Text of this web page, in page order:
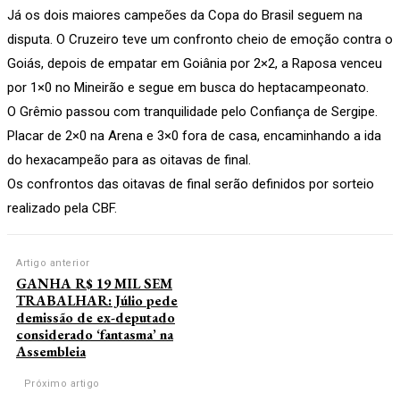
Já os dois maiores campeões da Copa do Brasil seguem na
disputa. O Cruzeiro teve um confronto cheio de emoção contra o
Goiás, depois de empatar em Goiânia por 2×2, a Raposa venceu
por 1×0 no Mineirão e segue em busca do heptacampeonato.
O Grêmio passou com tranquilidade pelo Confiança de Sergipe.
Placar de 2×0 na Arena e 3×0 fora de casa, encaminhando a ida
do hexacampeão para as oitavas de final.
Os confrontos das oitavas de final serão definidos por sorteio
realizado pela CBF.
Artigo anterior
GANHA R$ 19 MIL SEM
TRABALHAR: Júlio pede
demissão de ex-deputado
considerado ‘fantasma’ na
Assembleia
Próximo artigo